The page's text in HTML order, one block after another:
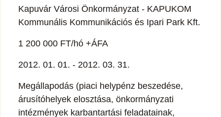
Kapuvár Városi Önkormányzat - KAPUKOM
Kommunális Kommunikációs és Ipari Park Kft.
1 200 000 FT/hó +ÁFA
2012. 01. 01. - 2012. 03. 31.
Megállapodás (piaci helypénz beszedése,
árusítóhelyek elosztása, önkormányzati
intézmények karbantartási feladatainak,